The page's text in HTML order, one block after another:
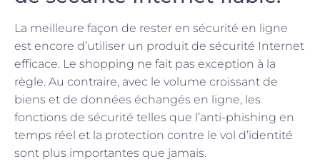
La meilleure façon de rester en sécurité en ligne
est encore d’utiliser un produit de sécurité Internet
efficace. Le shopping ne fait pas exception à la
règle. Au contraire, avec le volume croissant de
biens et de données échangés en ligne, les
fonctions de sécurité telles que l’anti-phishing en
temps réel et la protection contre le vol d’identité
sont plus importantes que jamais.